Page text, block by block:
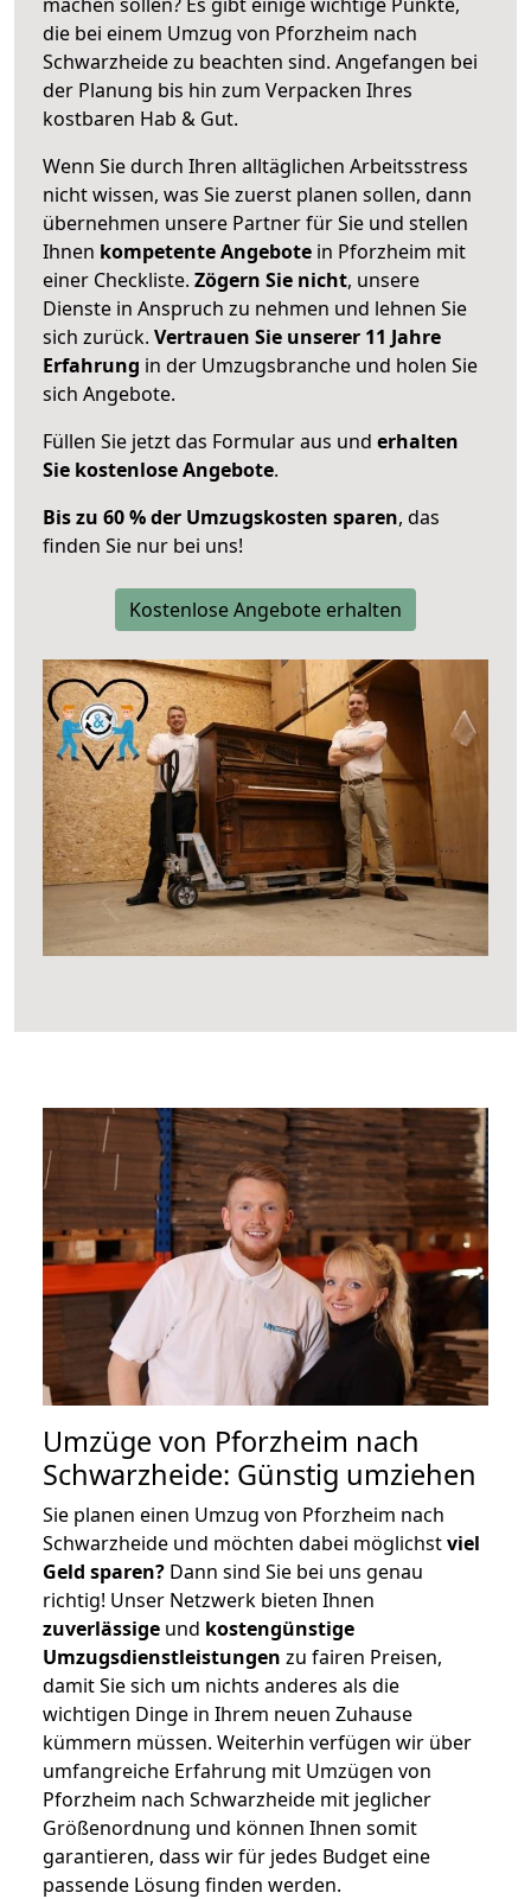
die bei einem Umzug von Pforzheim nach
Schwarzheide zu beachten sind. Angefangen bei
der Planung bis hin zum Verpacken Ihres
kostbaren Hab & Gut.
Wenn Sie durch Ihren alltäglichen Arbeitsstress
nicht wissen, was Sie zuerst planen sollen, dann
übernehmen unsere Partner für Sie und stellen
Ihnen kompetente Angebote in Pforzheim mit
einer Checkliste. Zögern Sie nicht, unsere
Dienste in Anspruch zu nehmen und lehnen Sie
sich zurück. Vertrauen Sie unserer 11 Jahre
Erfahrung in der Umzugsbranche und holen Sie
sich Angebote.
Füllen Sie jetzt das Formular aus und erhalten
Sie kostenlose Angebote.
Bis zu 60 % der Umzugskosten sparen, das
finden Sie nur bei uns!
Kostenlose Angebote erhalten
Umzüge von Pforzheim nach
Schwarzheide: Günstig umziehen
Sie planen einen Umzug von Pforzheim nach
Schwarzheide und möchten dabei möglichstviel
Geld sparen? Dann sind Sie bei uns genau
richtig! Unser Netzwerk bieten Ihnen
zuverlässige und kostengünstige
Umzugsdienstleistungen zu fairen Preisen,
damit Sie sich um nichts anderes als die
wichtigen Dinge in Ihrem neuen Zuhause
kümmern müssen. Weiterhin verfügen wir über
umfangreiche Erfahrung mit Umzügen von
Pforzheim nach Schwarzheide mit jeglicher
Größenordnung und können Ihnen somit
garantieren, dass wir für jedes Budget eine
passende Lösung finden werden.